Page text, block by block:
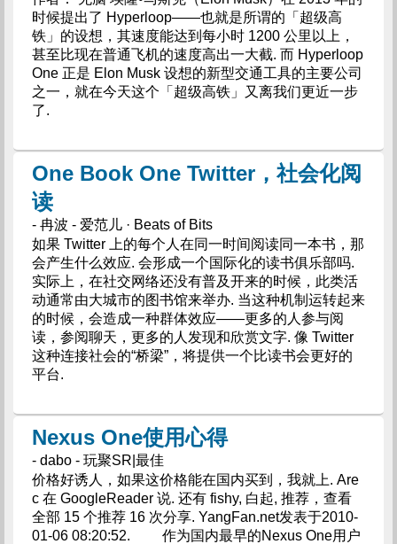
时候提出了 Hyperloop——也就是所谓的「超级高
铁」的设想，其速度能达到每小时 1200 公里以上，
甚至比现在普通飞机的速度高出一大截. 而 Hyperloop
One 正是 Elon Musk 设想的新型交通工具的主要公司
之一，就在今天这个「超级高铁」又离我们更近一步
了.
One Book One Twitter，社会化阅
读
- 冉波 - 爱范儿 · Beats of Bits
如果 Twitter 上的每个人在同一时间阅读同一本书，那
会产生什么效应. 会形成一个国际化的读书俱乐部吗.
实际上，在社交网络还没有普及开来的时候，此类活
动通常由大城市的图书馆来举办. 当这种机制运转起来
的时候，会造成一种群体效应——更多的人参与阅
读，参阅聊天，更多的人发现和欣赏文字. 像 Twitter
这种连接社会的“桥梁”，将提供一个比读书会更好的
平台.
Nexus One使用心得
- dabo - 玩聚SR|最佳
价格好诱人，如果这价格能在国内买到，我就上. Are
c 在 GoogleReader 说. 还有 fishy, 白起, 推荐，查看
全部 15 个推荐 16 次分享. YangFan.net发表于2010-
01-06 08:20:52. 作为国内最早的Nexus One用户